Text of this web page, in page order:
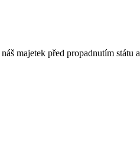
majetek před propadnutím